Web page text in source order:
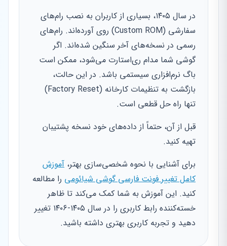
در سال ۱۴۰۵، بسیاری از کاربران به نصب رام‌های
سفارشی (Custom ROM) روی آورده‌اند. رام‌های
رسمی در نسخه‌های آخر سنگین شده‌اند. اگر
گوشی شما مدام ری‌استارت می‌شود، ممکن است
باگ نرم‌افزاری سیستمی باشد. در این حالت،
بازگشت به تنظیمات کارخانه (Factory Reset)
تنها راه حل قطعی است.
قبل از آن، حتماً از داده‌های خود نسخه پشتیبان
تهیه کنید.
برای آشنایی با نحوه شخصی‌سازی بهتر، آموزش
کامل تغییر فونت فارسی گوشی شیائومی را مطالعه
کنید. این آموزش به شما کمک می‌کند تا ظاهر
خسته‌کننده رابط کاربری را در سال ۱۴۰۵-۱۴۰۶ تغییر
دهید و تجربه کاربری بهتری داشته باشید.